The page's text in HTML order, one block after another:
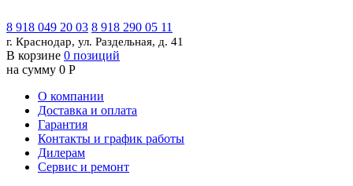
8 918 049 20 03 8 918 290 05 11
г. Краснодар, ул. Раздельная, д. 41
В корзине 0 позиций
на сумму 0 Р
О компании
Доставка и оплата
Гарантия
Контакты и график работы
Дилерам
Сервис и ремонт